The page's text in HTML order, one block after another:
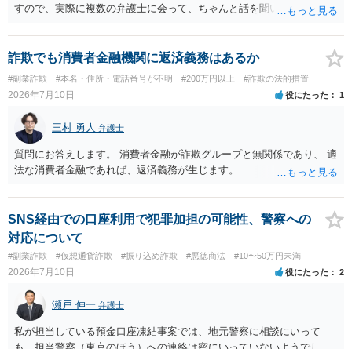
すので、実際に複数の弁護士に会って、ちゃんと話を聞いてくれる
はそもそも事案を把握できていないようですので、御相談の案件につ
いては弁護士として能力不足なのかもしれません。相手にしない方が
良いと思います。ただ、仮想通貨詐欺の被害回復は現実的には難しい
かもしれません。
詐欺でも消費者金融機関に返済義務はあるか
#副業詐欺 #本名・住所・電話番号が不明 #200万円以上 #詐欺の法的措置
2026年7月10日 役にたった 1
三村 勇人 弁護士
質問にお答えします。 消費者金融が詐欺グループと無関係であり、 適
法な消費者金融であれば、返済義務が生じます。
SNS経由での口座利用で犯罪加担の可能性、警察への
対応について
#副業詐欺 #仮想通貨詐欺 #振り込め詐欺 #悪徳商法 #10〜50万円未満
2026年7月10日 役にたった 2
瀬戸 伸一 弁護士
私が担当している預金口座凍結事案では、地元警察に相談にいって
も、担当警察（東京のほう）への連絡は密にいっていないようでし